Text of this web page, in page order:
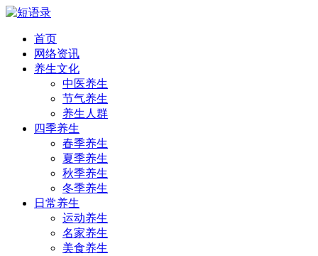
首页
网络资讯
养生文化
中医养生
节气养生
养生人群
四季养生
春季养生
夏季养生
秋季养生
冬季养生
日常养生
运动养生
名家养生
美食养生